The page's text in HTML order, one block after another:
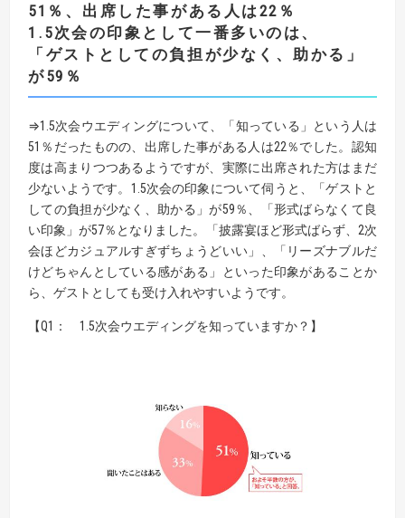
51％、出席した事がある人は22％
1.5次会の印象として一番多いのは、
「ゲストとしての負担が少なく、助かる」
が59％
⇒1.5次会ウエディングについて、「知っている」という人は
51％だったものの、出席した事がある人は22％でした。認知
度は高まりつつあるようですが、実際に出席された方はまだ
少ないようです。1.5次会の印象について伺うと、「ゲストと
しての負担が少なく、助かる」が59％、「形式ばらなくて良
い印象」が57％となりました。「披露宴ほど形式ばらず、2次
会ほどカジュアルすぎずちょうどいい」、「リーズナブルだ
けどちゃんとしている感がある」といった印象があることか
ら、ゲストとしても受け入れやすいようです。
【Q1： 1.5次会ウエディングを知っていますか？】